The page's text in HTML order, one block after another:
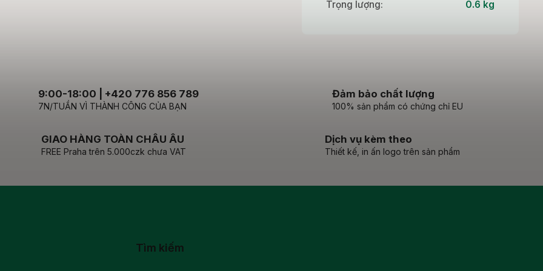
9:00-18:00 | +420 776 856 789
7N/TUẦN VÌ THÀNH CÔNG CỦA BẠN
Đảm bảo chất lượng
100% sản phẩm có chứng chỉ EU
GIAO HÀNG TOÀN CHÂU ÂU
FREE Praha trên 5.000czk chưa VAT
Dịch vụ kèm theo
Thiết kế, in ấn logo trên sản phẩm
Trọng lượng: 0.6 kg
Tìm kiếm